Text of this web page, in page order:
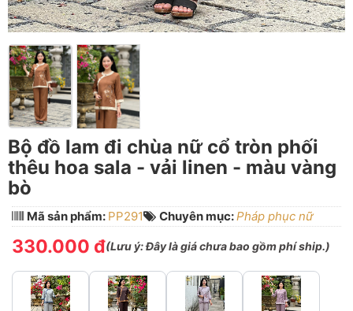
Bộ đồ lam đi chùa nữ cổ tròn phối
thêu hoa sala - vải linen - màu vàng
bò
Mã sản phẩm: PP291 Chuyên mục:Pháp phục nữ
330.000 đ(Lưu ý:Đây là giá chưa bao gồm phí ship.)